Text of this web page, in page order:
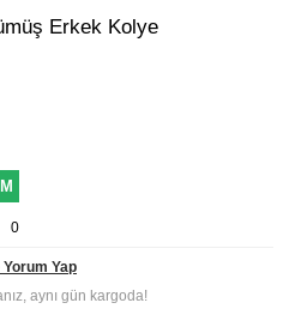
Erkek Kolye
0
Yorum Yap
aynı gün kargoda!